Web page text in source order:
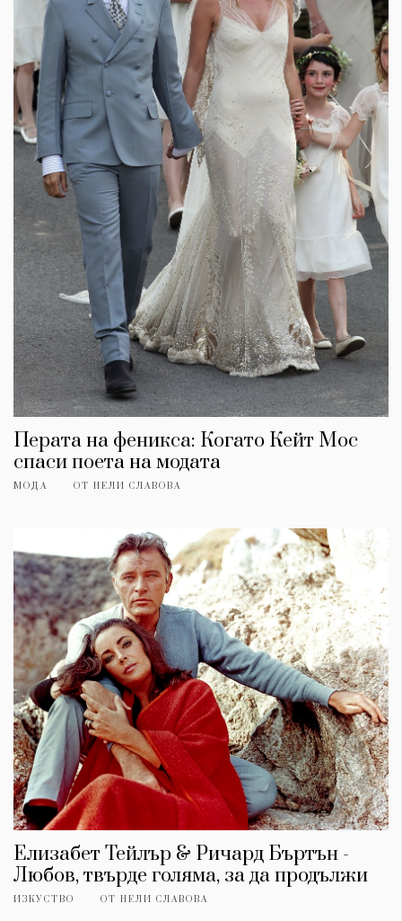
Перата на феникса: Когато Кейт Мос
спаси поета на модата
МОДА ОТ НЕЛИ СЛАВОВА
Елизабет Тейлър & Ричард Бъртън -
Любов, твърде голяма, за да продължи
ИЗКУСТВО ОТ НЕЛИ СЛАВОВА